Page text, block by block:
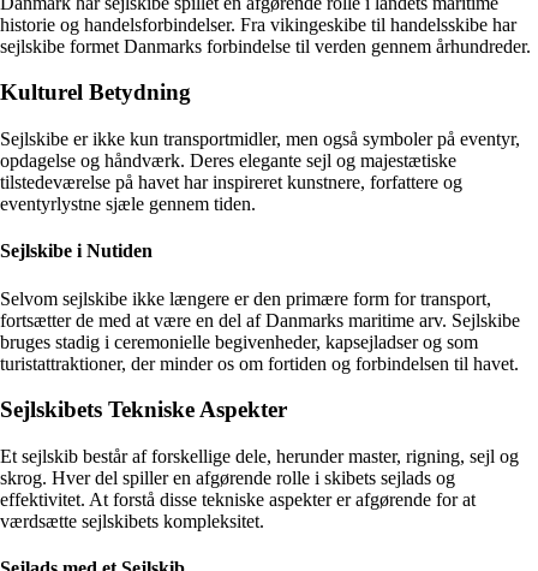
historie og handelsforbindelser. Fra vikingeskibe til handelsskibe har
sejlskibe formet Danmarks forbindelse til verden gennem århundreder.
Kulturel Betydning
Sejlskibe er ikke kun transportmidler, men også symboler på eventyr,
opdagelse og håndværk. Deres elegante sejl og majestætiske
tilstedeværelse på havet har inspireret kunstnere, forfattere og
eventyrlystne sjæle gennem tiden.
Sejlskibe i Nutiden
Selvom sejlskibe ikke længere er den primære form for transport,
fortsætter de med at være en del af Danmarks maritime arv. Sejlskibe
bruges stadig i ceremonielle begivenheder, kapsejladser og som
turistattraktioner, der minder os om fortiden og forbindelsen til havet.
Sejlskibets Tekniske Aspekter
Et sejlskib består af forskellige dele, herunder master, rigning, sejl og
skrog. Hver del spiller en afgørende rolle i skibets sejlads og
effektivitet. At forstå disse tekniske aspekter er afgørende for at
værdsætte sejlskibets kompleksitet.